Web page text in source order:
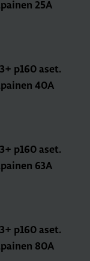
25A
p160 aset.
40A
p160 aset.
63A
p160 aset.
80A